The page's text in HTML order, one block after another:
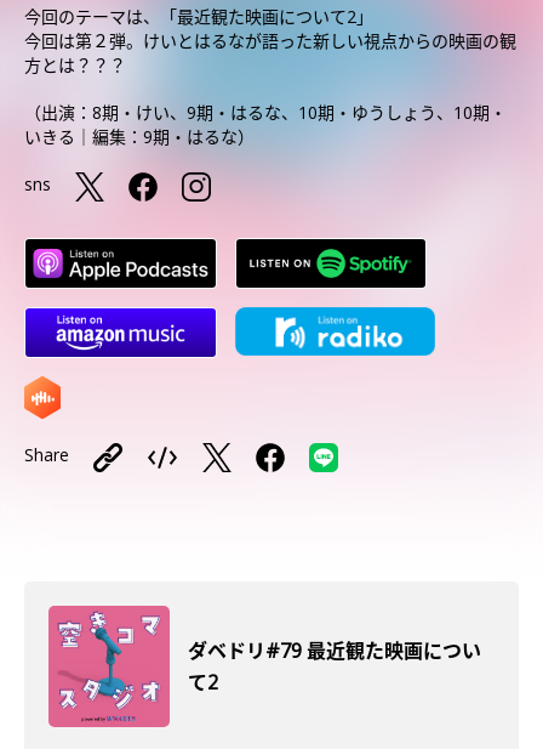
今回のテーマは、「最近観た映画について2」
今回は第２弾。けいとはるなが語った新しい視点からの映画の観
方とは？？？
（出演：8期・けい、9期・はるな、10期・ゆうしょう、10期・
いきる｜編集：9期・はるな）
sns
Share
ダベドリ#79 最近観た映画につい
て2